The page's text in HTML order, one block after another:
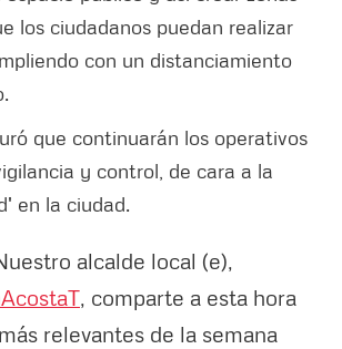
los ciudadanos puedan realizar
con un distanciamiento
que continuarán los operativos
y control, de cara a la
en la ciudad.
alcalde local (e),
, comparte a esta hora
relevantes de la semana